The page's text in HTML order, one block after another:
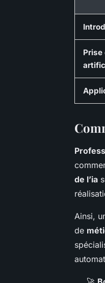
Prise
de l’ia
Ainsi,
de